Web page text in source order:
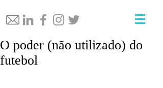
O poder (não utilizado) do
futebol